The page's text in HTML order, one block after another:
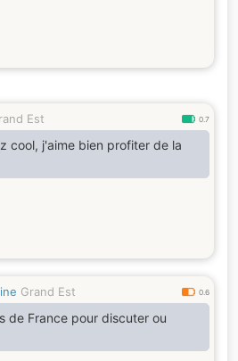
Est 0.7
cool, j'aime bien profiter de la
Grand Est 0.6
de France pour discuter ou